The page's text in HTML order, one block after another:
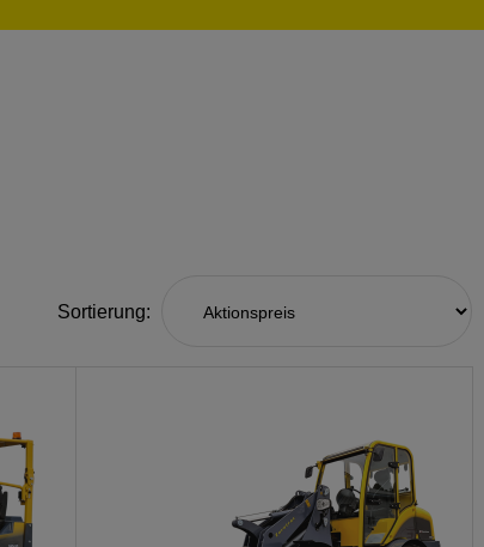
Sortierung: